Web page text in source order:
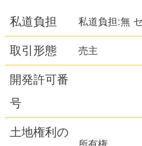
私道負担 私道負担:無
取引形態 売主
開発許可番
号
土地権利の